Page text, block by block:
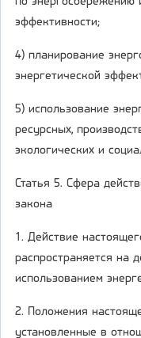
эффективности;
4) планирование
энергетической
5) использование
ресурсных,
экологических и
Статья 5. Сфера
закона
1. Действие
распространяется на
использованием
2. Положения
установленные в